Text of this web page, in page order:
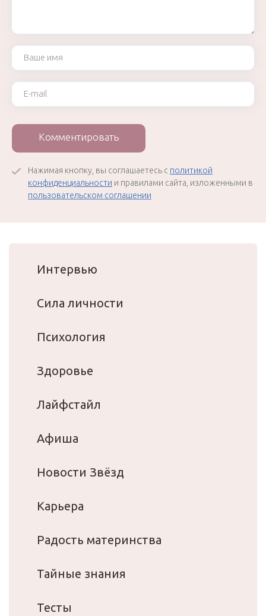
Ваше имя
Ваш e-mail
Комментировать
Нажимая кнопку, вы соглашаетесь с политикой
конфиденциальности и правилами сайта, изложенными в
пользовательском соглашении
Интервью
Сила личности
Психология
Здоровье
Лайфстайл
Афиша
Новости Звёзд
Карьера
Радость материнства
Тайные знания
Тесты